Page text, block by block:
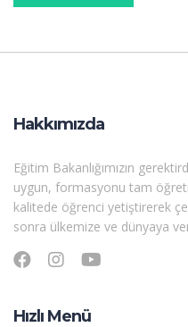
Hakkımızda
Eğitim Bakanlığımızın
uygun, formasyonu tam
kalitede öğrenci yetiştirerek
sonra ülkemize ve dünyaya
Hızlı Menü